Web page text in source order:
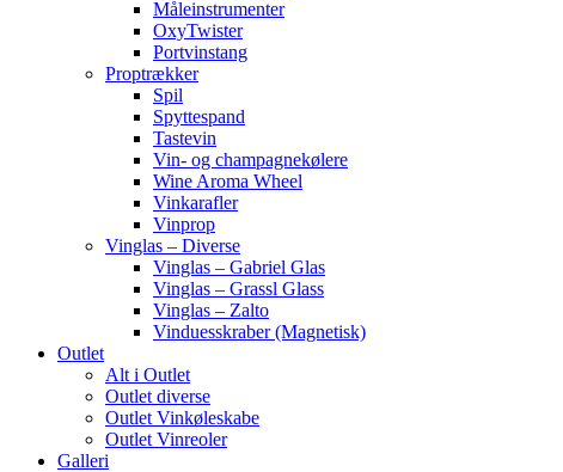
Måleinstrumenter
OxyTwister
Portvinstang
Proptrækker
Spil
Spyttespand
Tastevin
Vin- og champagnekølere
Wine Aroma Wheel
Vinkarafler
Vinprop
Vinglas – Diverse
Vinglas – Gabriel Glas
Vinglas – Grassl Glass
Vinglas – Zalto
Vinduesskraber (Magnetisk)
Outlet
Alt i Outlet
Outlet diverse
Outlet Vinkøleskabe
Outlet Vinreoler
Galleri